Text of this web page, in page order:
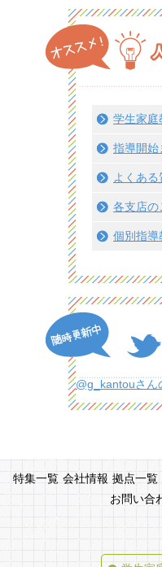
学生家庭
指導開始
よくある
各支店の
個別指導
@g_kantouさん
特集一覧 会社情報 拠点一覧
お問い合